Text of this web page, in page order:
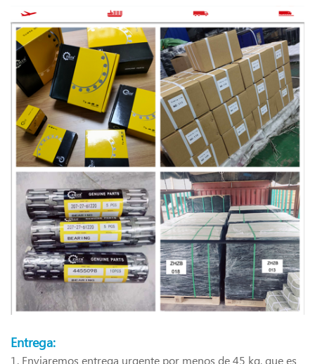
Entrega:
1. Enviaremos entrega urgente por menos de 45 kg, que es